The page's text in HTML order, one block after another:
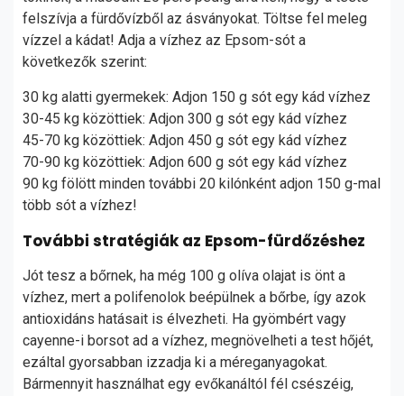
felszívja a fürdővízből az ásványokat. Töltse fel meleg
vízzel a kádat! Adja a vízhez az Epsom-sót a
következők szerint:
30 kg alatti gyermekek: Adjon 150 g sót egy kád vízhez
30-45 kg közöttiek: Adjon 300 g sót egy kád vízhez
45-70 kg közöttiek: Adjon 450 g sót egy kád vízhez
70-90 kg közöttiek: Adjon 600 g sót egy kád vízhez
90 kg fölött minden további 20 kilónként adjon 150 g-mal
több sót a vízhez!
További stratégiák az Epsom-fürdőzéshez
Jót tesz a bőrnek, ha még 100 g olíva olajat is önt a
vízhez, mert a polifenolok beépülnek a bőrbe, így azok
antioxidáns hatásait is élvezheti. Ha gyömbért vagy
cayenne-i borsot ad a vízhez, megnövelheti a test hőjét,
ezáltal gyorsabban izzadja ki a méreganyagokat.
Bármennyit használhat egy evőkanáltól fél csészéig,